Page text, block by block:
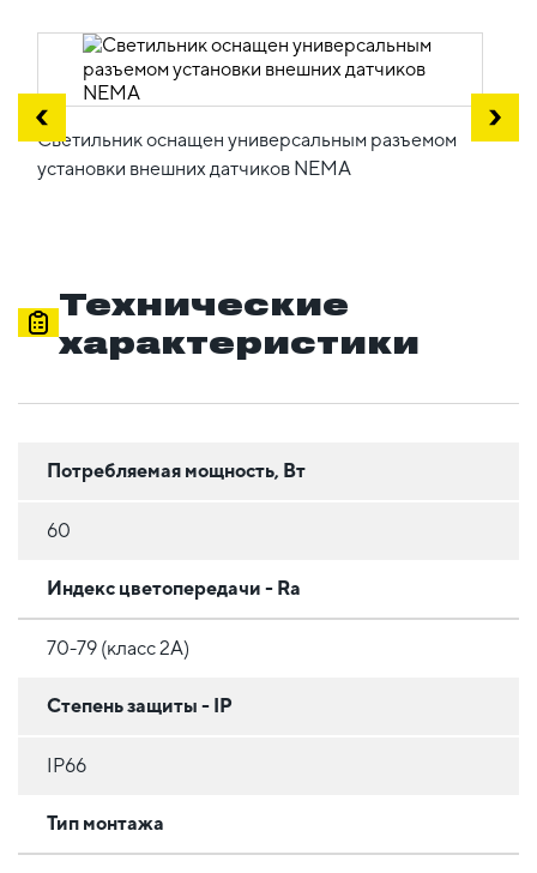
Светильник оснащен универсальным разъемом
установки внешних датчиков NEMA
Технические
характеристики
Потребляемая мощность, Вт
60
Индекс цветопередачи - Ra
70-79 (класс 2A)
Степень защиты - IP
IP66
Тип монтажа